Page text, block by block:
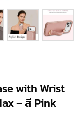
with Wrist
– สี Pink